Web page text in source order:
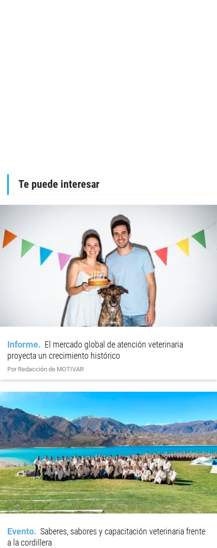
Te puede interesar
Informe
El mercado global de atención veterinaria
proyecta un crecimiento histórico
Por Redacción de MOTIVAR
Evento
Saberes, sabores y capacitación veterinaria frente
a la cordillera